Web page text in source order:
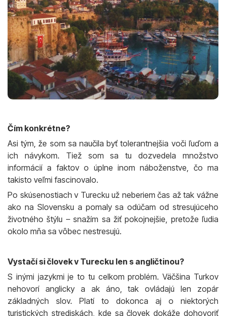
Čím konkrétne?
Asi tým, že som sa naučila byť tolerantnejšia voči ľuďom a
ich návykom. Tiež som sa tu dozvedela množstvo
informácií a faktov o úplne inom náboženstve, čo ma
takisto veľmi fascinovalo.
Po skúsenostiach v Turecku už neberiem čas až tak vážne
ako na Slovensku a pomaly sa odúčam od stresujúceho
životného štýlu – snažím sa žiť pokojnejšie, pretože ľudia
okolo mňa sa vôbec nestresujú.
Vystačí si človek v Turecku len s angličtinou?
S inými jazykmi je to tu celkom problém. Väčšina Turkov
nehovorí anglicky a ak áno, tak ovládajú len zopár
základných slov. Platí to dokonca aj o niektorých
turistických strediskách, kde sa človek dokáže dohovoriť